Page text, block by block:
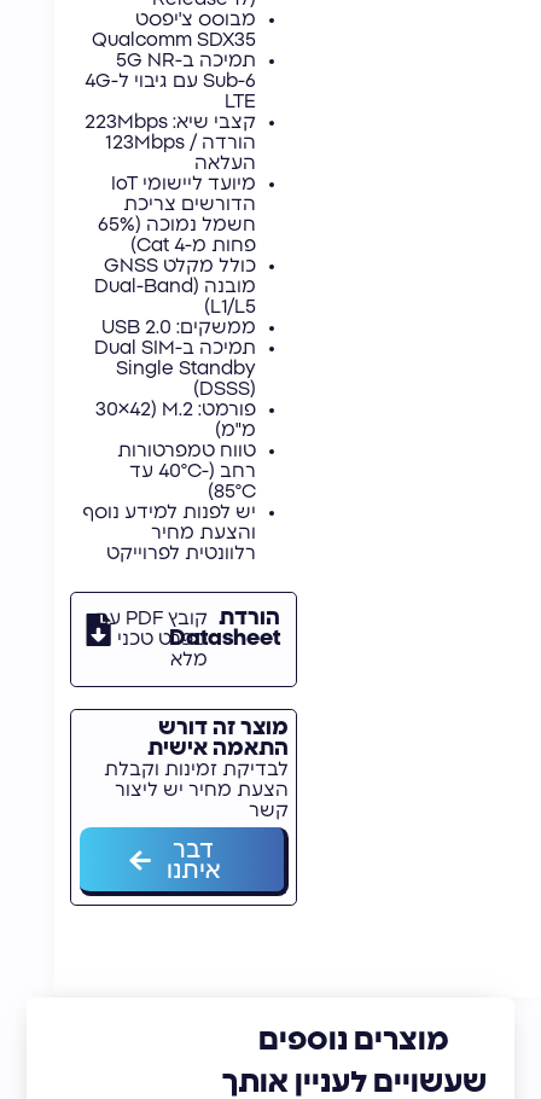
מבוסס צ'יפסט
Qualcomm SDX35
תמיכה ב-5G NR
Sub-6 עם גיבוי ל-4G
LTE
קצבי שיא: 223Mbps
הורדה / 123Mbps
העלאה
מיועד ליישומי IoT
הדורשים צריכת
חשמל נמוכה (65%
פחות מ-Cat 4)
כולל מקלט GNSS
מובנה (Dual-Band
L1/L5)
ממשקים: USB 2.0
תמיכה ב-Dual SIM
Single Standby
(DSSS)
פורמט: M.2 (30×42
מ"מ)
טווח טמפרטורות
רחב (-40°C עד
85°C)
יש לפנות למידע נוסף
והצעת מחיר
רלוונטית לפרוייקט
הורדת
Datasheet
קובץ PDF עם
מפרט טכני
מלא
מוצר זה דורש
התאמה אישית
לבדיקת זמינות וקבלת
הצעת מחיר יש ליצור
קשר
דבר
איתנו
מוצרים נוספים
שעשויים לעניין אותך